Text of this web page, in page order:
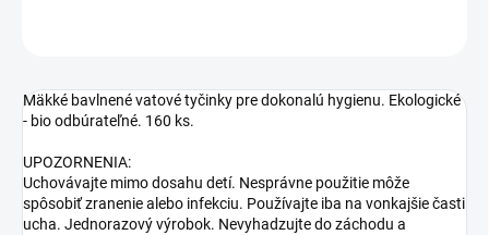
Mäkké bavlnené vatové tyčinky pre dokonalú hygienu. Ekologické
- bio odbúrateľné. 160 ks.
UPOZORNENIA:
Uchovávajte mimo dosahu detí. Nesprávne použitie môže
spôsobiť zranenie alebo infekciu. Používajte iba na vonkajšie časti
ucha. Jednorazový výrobok. Nevyhadzujte do záchodu a